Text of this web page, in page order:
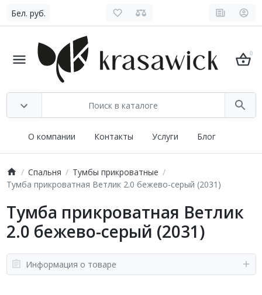
Бел. руб.
0
О компании Контакты Услуги Блог
Спальня
Тумбы прикроватные
Тумба прикроватная Ветлик 2.0 бежево-серый (2031)
Тумба прикроватная Ветлик
2.0 бежево-серый (2031)
Информация о товаре